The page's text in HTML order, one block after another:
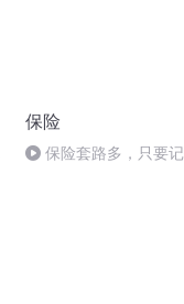
保险
保险套路多，只要